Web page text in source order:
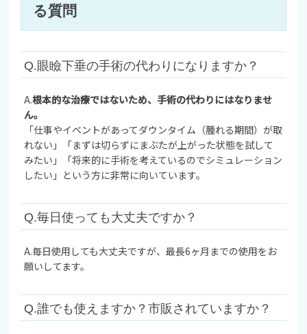
る質問
Q.眼瞼下垂の手術の代わりになりますか？
A.根本的な治療ではないため、手術の代わりにはなりませ
ん。
「仕事やイベントがあってダウンタイム（腫れる期間）が取
れない」「まずは切らずにまぶたが上がった状態を試して
みたい」「将来的に手術を考えているのでシミュレーション
したい」という方に非常に向いています。
Q.毎日使っても大丈夫ですか？
A.毎日使用しても大丈夫ですが、最長6ヶ月までの使用をお
願いしてます。
Q.誰でも使えますか？市販されていますか？